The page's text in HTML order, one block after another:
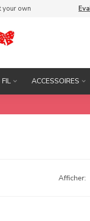
your own
FIL ACCESSOIRES
Afficher: